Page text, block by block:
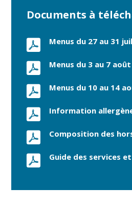
Documents à
Menus du 27 au 31
Menus du 3 au 7 août
Menus du 10 au 14
Information
Composition des
Guide des services